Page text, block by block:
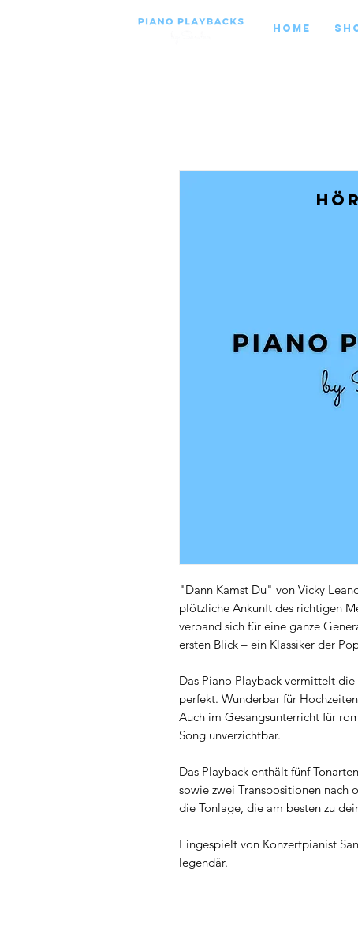
Home
"Dann Kamst Du" von Vicky
plötzliche Ankunft des richtigen
verband sich für eine ganze
ersten Blick – ein Klassiker der
Das Piano Playback vermittelt
perfekt. Wunderbar für
Auch im Gesangsunterricht für
Song unverzichtbar.
Das Playback enthält fünf
sowie zwei Transpositionen nach
die Tonlage, die am besten zu
Eingespielt von Konzertpianist
legendär.